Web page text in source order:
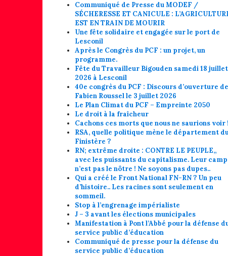
Communiqué de Presse du MODEF /
SÉCHERESSE ET CANICULE :
EST EN TRAIN DE MOURIR
Une fête solidaire et engagée sur le port de
Lesconil
Après le Congrès du PCF : un projet, un
programme.
Fête du Travailleur Bigouden samedi 18 juillet
2026 à Lesconil
40e congrès du PCF : Discours d’ouverture de
Fabien Roussel le 3 juillet 2026
Le Plan Climat du PCF – Empreinte 2050
Le droit à la fraîcheur
Cachons ces morts que nous ne saurions voir !
RSA, quelle politique mène le département
Finistère ?
RN; extrême droite : CONTRE LE PEUPLE,,
avec les puissants du capitalisme. Leur camp
n’est pas le nôtre ! Ne soyons pas dupes..
Qui a créé le Front National FN-RN ? Un peu
d’histoire.. Les racines sont seulement en
sommeil.
Stop à l’engrenage impérialiste
J – 3 avant les élections municipales
Manifestation à Pont l’Abbé pour la défense
service public d’éducation
Communiqué de presse pour la défense du
service public d’éducation